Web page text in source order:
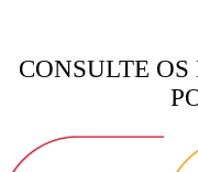
CONSULTE